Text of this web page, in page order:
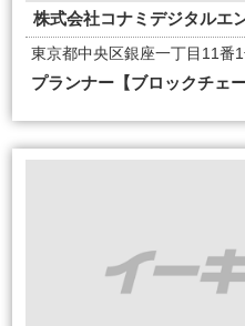
株式会社コナミデジタルエ
東京都中央区銀座一丁目11番
プランナー【ブロックチェ